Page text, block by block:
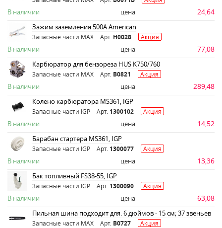
В наличии цена 24,64
Зажим заземления 500А American
Запасные части MAX Арт. H0028 Акция
В наличии цена 77,08
Карбюратор для бензореза HUS K750/760
Запасные части MAX Арт. B0821 Акция
В наличии цена 289,48
Колено карбюратора MS361, IGP
Запасные части IGP Арт. 1300102 Акция
В наличии цена 14,52
Барабан стартера MS361, IGP
Запасные части IGP Арт. 1300077 Акция
В наличии цена 13,36
Бак топливный FS38-55, IGP
Запасные части IGP Арт. 1300090 Акция
В наличии цена 63,08
Пильная шина подходит для. 6 дюймов - 15 см; 37 звеньев
Запасные части MAX Арт. B0727 Акция